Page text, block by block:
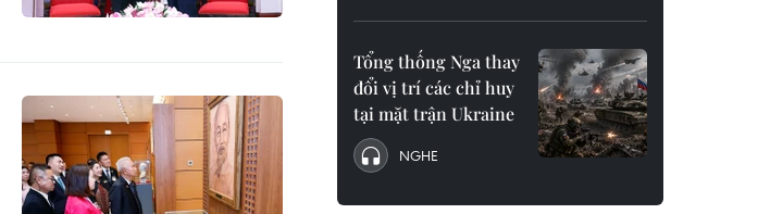
Tổng thống Nga thay
đổi vị trí các chỉ huy
tại mặt trận Ukraine
NGHE